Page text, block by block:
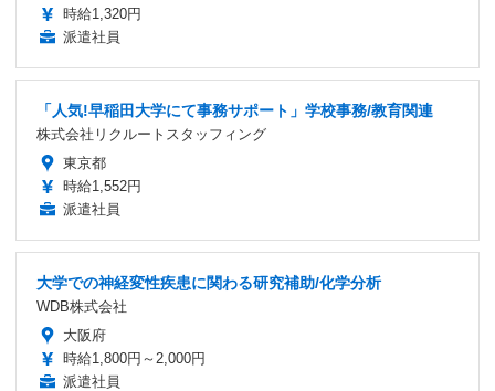
時給1,320円
派遣社員
「人気!早稲田大学にて事務サポート」学校事務/教育関連
株式会社リクルートスタッフィング
東京都
時給1,552円
派遣社員
大学での神経変性疾患に関わる研究補助/化学分析
WDB株式会社
大阪府
時給1,800円～2,000円
派遣社員